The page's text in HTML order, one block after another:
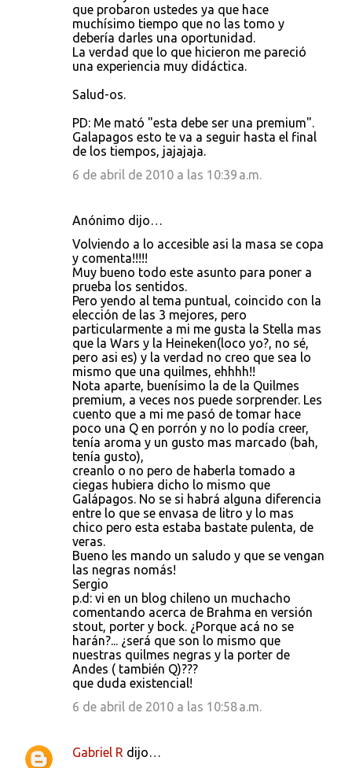
que probaron ustedes ya que hace
muchísimo tiempo que no las tomo y
debería darles una oportunidad.
La verdad que lo que hicieron me pareció
una experiencia muy didáctica.
Salud-os.
PD: Me mató "esta debe ser una premium".
Galapagos esto te va a seguir hasta el final
de los tiempos, jajajaja.
6 de abril de 2010 a las 10:39 a.m.
Anónimo dijo…
Volviendo a lo accesible asi la masa se copa
y comenta!!!!!
Muy bueno todo este asunto para poner a
prueba los sentidos.
Pero yendo al tema puntual, coincido con la
elección de las 3 mejores, pero
particularmente a mi me gusta la Stella mas
que la Wars y la Heineken(loco yo?, no sé,
pero asi es) y la verdad no creo que sea lo
mismo que una quilmes, ehhhh!!
Nota aparte, buenísimo la de la Quilmes
premium, a veces nos puede sorprender. Les
cuento que a mi me pasó de tomar hace
poco una Q en porrón y no lo podía creer,
tenía aroma y un gusto mas marcado (bah,
tenía gusto),
creanlo o no pero de haberla tomado a
ciegas hubiera dicho lo mismo que
Galápagos. No se si habrá alguna diferencia
entre lo que se envasa de litro y lo mas
chico pero esta estaba bastate pulenta, de
veras.
Bueno les mando un saludo y que se vengan
las negras nomás!
Sergio
p.d: vi en un blog chileno un muchacho
comentando acerca de Brahma en versión
stout, porter y bock. ¿Porque acá no se
harán?... ¿será que son lo mismo que
nuestras quilmes negras y la porter de
Andes ( también Q)???
que duda existencial!
6 de abril de 2010 a las 10:58 a.m.
Gabriel R dijo…